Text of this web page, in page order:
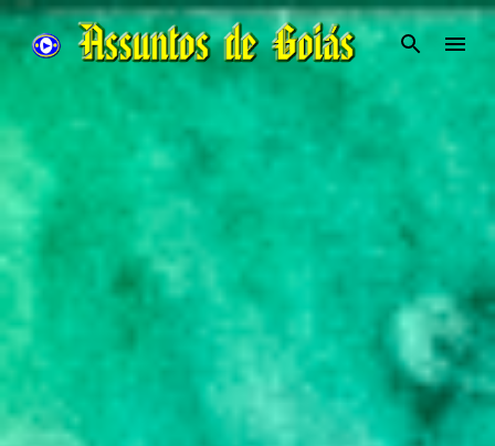
Pular para o conteúdo principal